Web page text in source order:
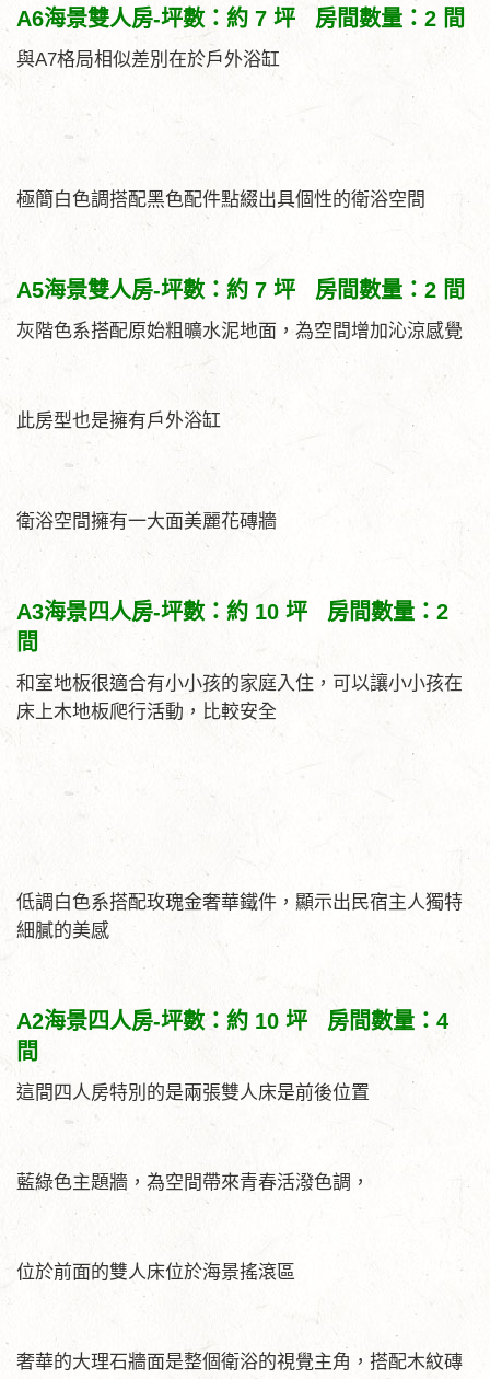
A6海景雙人房-坪數：約 7 坪 房間數量：2 間
與A7格局相似差別在於戶外浴缸
極簡白色調搭配黑色配件點綴出具個性的衛浴空間
A5海景雙人房-坪數：約 7 坪 房間數量：2 間
灰階色系搭配原始粗曠水泥地面，為空間增加沁涼感覺
此房型也是擁有戶外浴缸
衛浴空間擁有一大面美麗花磚牆
A3海景四人房-坪數：約 10 坪 房間數量：2
間
和室地板很適合有小小孩的家庭入住，可以讓小小孩在
床上木地板爬行活動，比較安全
低調白色系搭配玫瑰金奢華鐵件，顯示出民宿主人獨特
細膩的美感
A2海景四人房-坪數：約 10 坪 房間數量：4
間
這間四人房特別的是兩張雙人床是前後位置
藍綠色主題牆，為空間帶來青春活潑色調，
位於前面的雙人床位於海景搖滾區
奢華的大理石牆面是整個衛浴的視覺主角，搭配木紋磚